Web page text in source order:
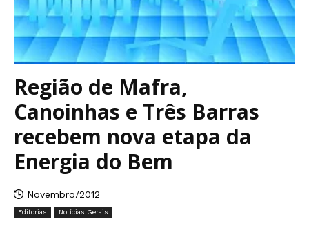
Região de Mafra,
Canoinhas e Três Barras
recebem nova etapa da
Energia do Bem
Novembro/2012
Editorias Notícias Gerais